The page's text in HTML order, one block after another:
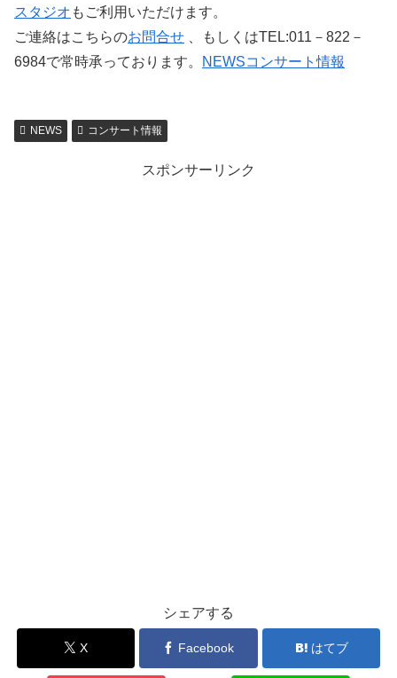
スタジオ もご利用いただけます。
ご連絡はこちらのお問合せ 、もしくはTEL:011－822－
6984で常時承っております。
NEWSコンサート情報
NEWS コンサート情報
スポンサーリンク
シェアする
X Facebook はてブ